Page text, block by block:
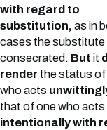
with regard to
substitution, as in
cases the substitute
consecrated. But it
render the status of
who acts
that of one who acts
intentionally with